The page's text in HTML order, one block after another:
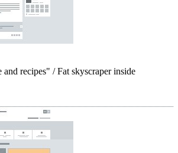
and recipes" / Fat skyscraper inside